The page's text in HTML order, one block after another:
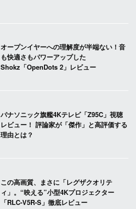
オープンイヤーへの理解度が半端ない！音
も快適さもパワーアップした
Shokz「OpenDots 2」レビュー
パナソニック旗艦4Kテレビ「Z95C」視聴
レビュー！ 評論家が「傑作」と高評価する
理由とは？
この高画質、まさに「レグザクオリテ
ィ」。“映える”小型4Kプロジェクター
「RLC-V5R-S」徹底レビュー